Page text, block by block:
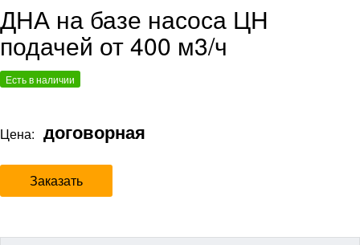
ДНА на базе насоса ЦН
подачей от 400 м3/ч
Есть в наличии
Цена: договорная
Заказать